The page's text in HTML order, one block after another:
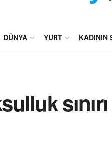
DÜNYA YURT KADININ